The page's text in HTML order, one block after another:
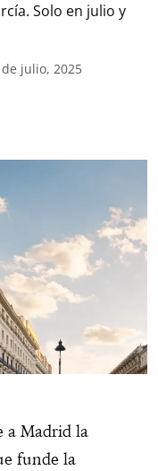
Solo en julio y
julio, 2025
a Madrid la
funde la